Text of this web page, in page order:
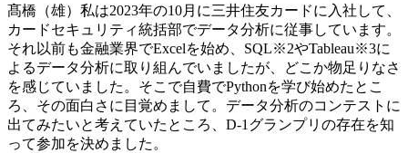
髙橋（雄） 私は2023年の10月に三井住友カードに入社して、
カードセキュリティ統括部でデータ分析に従事しています。
それ以前も金融業界でExcelを始め、SQL※2やTableau※3に
よるデータ分析に取り組んでいましたが、どこか物足りなさ
を感じていました。そこで自費でPythonを学び始めたとこ
ろ、その面白さに目覚めまして。データ分析のコンテストに
出てみたいと考えていたところ、D-1グランプリの存在を知
って参加を決めました。